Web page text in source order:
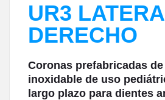
UR3
DERECHO
Coronas prefabricadas
inoxidable de uso
largo plazo para dientes